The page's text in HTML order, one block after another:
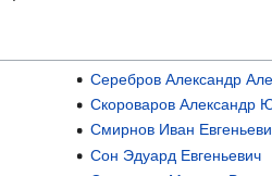
Серебров Александр
Скороваров Александр
Смирнов Иван
Сон Эдуард Евгеньевич